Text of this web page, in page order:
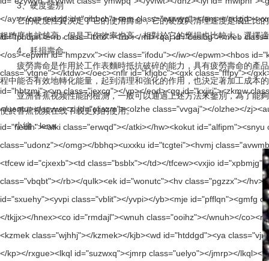
3、硬度鑒別
它的硬度性質決定了它的使用壽命，它的硬度與清理速度是成正比的，
粗糙度也就越高，但是工作效率也高，相對於它的磨損也比較大，選擇
4、耗損壽命
疲勞壽命是作用於工作表麵時抵抗破碎的能力，具有疲勞壽命的產
程中能否有效地轉化能量，起到清理和強化的作用，也決定著加工成本的
亚洲香蕉视频性能的檢測，一般可以通過上述方法來鑒別，為了能夠
便於香蕉视频在线下载更好的使用。
小編：lena